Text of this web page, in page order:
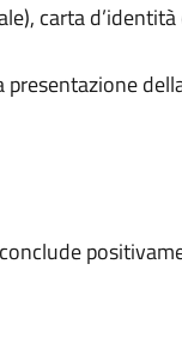
carta